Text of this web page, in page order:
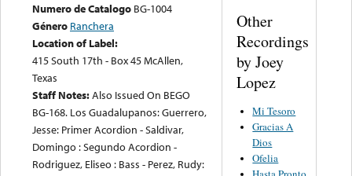
Numero de Catalogo BG-1004
Género Ranchera
Location of Label:
415 South 17th - Box 45 McAllen,
Texas
Staff Notes:Also Issued On BEGO
BG-168. Los Guadalupanos: Guerrero,
Jesse: Primer Acordion - Saldivar,
Domingo : Segundo Acordion -
Rodriguez, Eliseo : Bass - Perez, Rudy:
Other
Recordings
by Joey
Lopez
Mi Tesoro
Gracias A
Dios
Ofelia